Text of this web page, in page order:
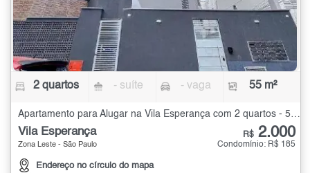
2 quartos - suíte - vaga 55 m²
Apartamento para Alugar na Vila Esperança com 2 quartos - 55 m²
Vila Esperança
Zona Leste - São Paulo
Endereço no círculo do mapa
R$ 2.000
Condomínio: R$ 185